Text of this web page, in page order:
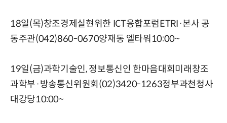
18일(목)창조경제실현위한 ICT융합포럼ETRI·본사 공
동주관(042)860-0670양재동 엘타워10:00~
19일(금)과학기술인, 정보통신인 한마음대회미래창조
과학부·방송통신위원회(02)3420-1263정부과천청사
대강당10:00~